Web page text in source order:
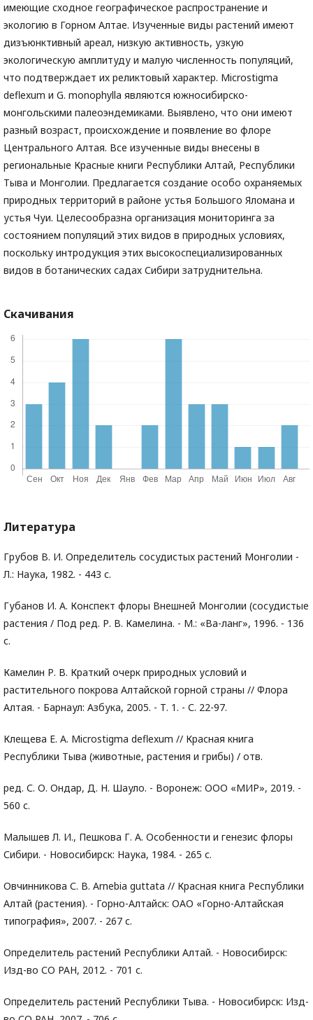
имеющие сходное географическое распространение и
экологию в Горном Алтае. Изученные виды растений имеют
дизъюнктивный ареал, низкую активность, узкую
экологическую амплитуду и малую численность популяций,
что подтверждает их реликтовый характер. Microstigma
deflexum и G. monophylla являются южносибирско-
монгольскими палеоэндемиками. Выявлено, что они имеют
разный возраст, происхождение и появление во флоре
Центрального Алтая. Все изученные виды внесены в
региональные Красные книги Республики Алтай, Республики
Тыва и Монголии. Предлагается создание особо охраняемых
природных территорий в районе устья Большого Яломана и
устья Чуи. Целесообразна организация мониторинга за
состоянием популяций этих видов в природных условиях,
поскольку интродукция этих высокоспециализированных
видов в ботанических садах Сибири затруднительна.
Скачивания
Литература
Грубов В. И. Определитель сосудистых растений Монголии -
Л.: Наука, 1982. - 443 с.
Губанов И. А. Конспект флоры Внешней Монголии (сосудистые
растения / Под ред. Р. В. Камелина. - М.: «Ва-ланг», 1996. - 136
с.
Камелин Р. В. Краткий очерк природных условий и
растительного покрова Алтайской горной страны // Флора
Алтая. - Барнаул: Азбука, 2005. - Т. 1. - С. 22-97.
Клещева Е. А. Microstigma deflexum // Красная книга
Республики Тыва (животные, растения и грибы) / отв.
ред. С. О. Ондар, Д. Н. Шауло. - Воронеж: ООО «МИР», 2019. -
560 с.
Малышев Л. И., Пешкова Г. А. Особенности и генезис флоры
Сибири. - Новосибирск: Наука, 1984. - 265 с.
Овчинникова С. В. Arnebia guttata // Красная книга Республики
Алтай (растения). - Горно-Алтайск: ОАО «Горно-Алтайская
типография», 2007. - 267 с.
Определитель растений Республики Алтай. - Новосибирск:
Изд-во СО РАН, 2012. - 701 с.
Определитель растений Республики Тыва. - Новосибирск: Изд-